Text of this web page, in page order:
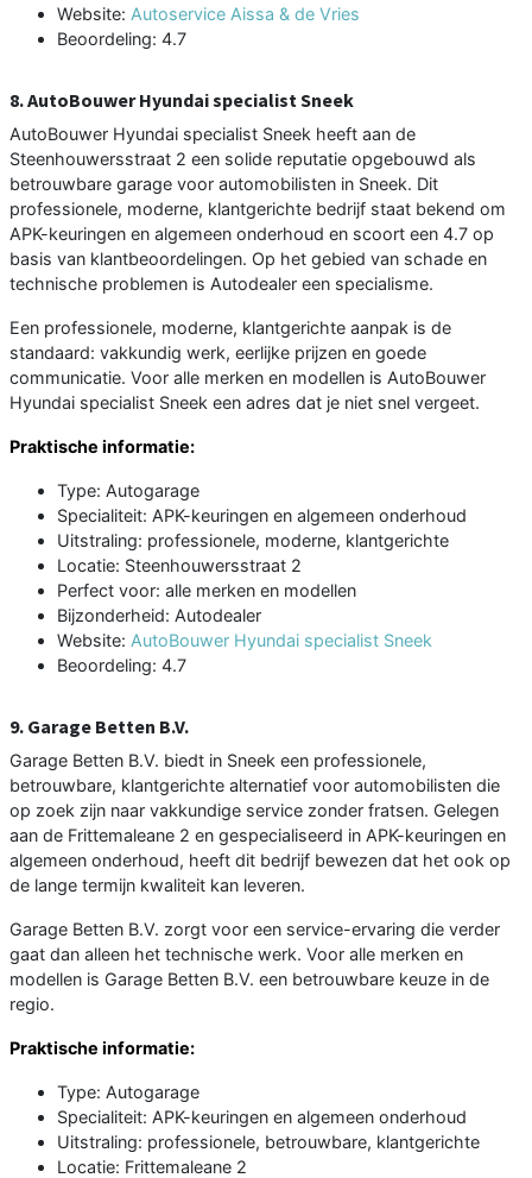
Website: Autoservice Aissa & de Vries
Beoordeling: 4.7
8. AutoBouwer Hyundai specialist Sneek
AutoBouwer Hyundai specialist Sneek heeft aan de
Steenhouwersstraat 2 een solide reputatie opgebouwd als
betrouwbare garage voor automobilisten in Sneek. Dit
professionele, moderne, klantgerichte bedrijf staat bekend om
APK-keuringen en algemeen onderhoud en scoort een 4.7 op
basis van klantbeoordelingen. Op het gebied van schade en
technische problemen is Autodealer een specialisme.
Een professionele, moderne, klantgerichte aanpak is de
standaard: vakkundig werk, eerlijke prijzen en goede
communicatie. Voor alle merken en modellen is AutoBouwer
Hyundai specialist Sneek een adres dat je niet snel vergeet.
Praktische informatie:
Type: Autogarage
Specialiteit: APK-keuringen en algemeen onderhoud
Uitstraling: professionele, moderne, klantgerichte
Locatie: Steenhouwersstraat 2
Perfect voor: alle merken en modellen
Bijzonderheid: Autodealer
Website: AutoBouwer Hyundai specialist Sneek
Beoordeling: 4.7
9. Garage Betten B.V.
Garage Betten B.V. biedt in Sneek een professionele,
betrouwbare, klantgerichte alternatief voor automobilisten die
op zoek zijn naar vakkundige service zonder fratsen. Gelegen
aan de Frittemaleane 2 en gespecialiseerd in APK-keuringen en
algemeen onderhoud, heeft dit bedrijf bewezen dat het ook op
de lange termijn kwaliteit kan leveren.
Garage Betten B.V. zorgt voor een service-ervaring die verder
gaat dan alleen het technische werk. Voor alle merken en
modellen is Garage Betten B.V. een betrouwbare keuze in de
regio.
Praktische informatie:
Type: Autogarage
Specialiteit: APK-keuringen en algemeen onderhoud
Uitstraling: professionele, betrouwbare, klantgerichte
Locatie: Frittemaleane 2